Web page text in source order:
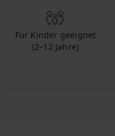
Für Kinder geeignet
(2–12 Jahre)